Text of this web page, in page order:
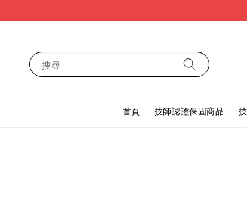
搜尋
首頁 技師認證保固商品